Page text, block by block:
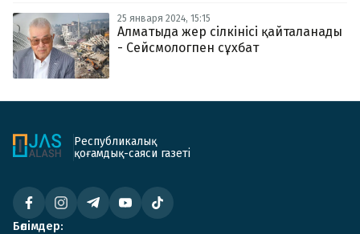
zhasalash100@gmail.com
25 января 2024, 15:15
Алматыда жер сілкінісі қайталанады
- Сейсмологпен сұхбат
Республикалық
қоғамдық-саяси газеті
Бөлімдер: